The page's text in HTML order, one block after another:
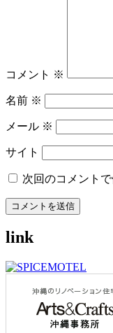
ョ
ン
コメント ※
名前 ※
メール ※
サイト
次回のコメント
link